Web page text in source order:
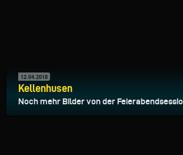
12.04.2018
Kellenhusen
Noch mehr Bilder von der